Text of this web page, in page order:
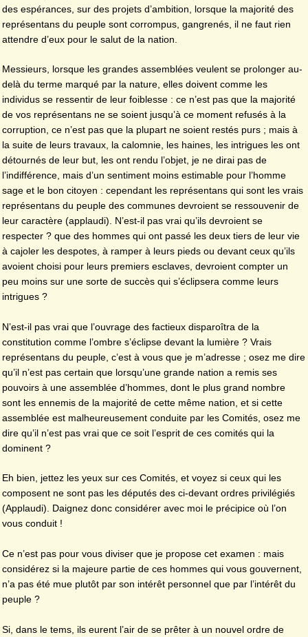
des espérances, sur des projets d’ambition, lorsque la majorité des
représentans du peuple sont corrompus, gangrenés, il ne faut rien
attendre d’eux pour le salut de la nation.
Messieurs, lorsque les grandes assemblées veulent se prolonger au-
delà du terme marqué par la nature, elles doivent comme les
individus se ressentir de leur foiblesse : ce n’est pas que la majorité
de vos représentans ne se soient jusqu’à ce moment refusés à la
corruption, ce n’est pas que la plupart ne soient restés purs ; mais à
la suite de leurs travaux, la calomnie, les haines, les intrigues les ont
détournés de leur but, les ont rendu l’objet, je ne dirai pas de
l’indifférence, mais d’un sentiment moins estimable pour l’homme
sage et le bon citoyen : cependant les représentans qui sont les vrais
représentans du peuple des communes devroient se ressouvenir de
leur caractère (applaudi). N’est-il pas vrai qu’ils devroient se
respecter ? que des hommes qui ont passé les deux tiers de leur vie
à cajoler les despotes, à ramper à leurs pieds ou devant ceux qu’ils
avoient choisi pour leurs premiers esclaves, devroient compter un
peu moins sur une sorte de succès qui s’éclipsera comme leurs
intrigues ?
N’est-il pas vrai que l’ouvrage des factieux disparoîtra de la
constitution comme l’ombre s’éclipse devant la lumière ? Vrais
représentans du peuple, c’est à vous que je m’adresse ; osez me dire
qu’il n’est pas certain que lorsqu’une grande nation a remis ses
pouvoirs à une assemblée d’hommes, dont le plus grand nombre
sont les ennemis de la majorité de cette même nation, et si cette
assemblée est malheureusement conduite par les Comités, osez me
dire qu’il n’est pas vrai que ce soit l’esprit de ces comités qui la
dominent ?
Eh bien, jettez les yeux sur ces Comités, et voyez si ceux qui les
composent ne sont pas les députés des ci-devant ordres privilégiés
(Applaudi). Daignez donc considérer avec moi le précipice où l’on
vous conduit !
Ce n’est pas pour vous diviser que je propose cet examen : mais
considérez si la majeure partie de ces hommes qui vous gouvernent,
n’a pas été mue plutôt par son intérêt personnel que par l’intérêt du
peuple ?
Si, dans le tems, ils eurent l’air de se prêter à un nouvel ordre de